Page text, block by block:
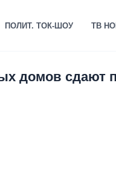
ПОЛИТ. ТОК-ШОУ ТВ
домов сдают